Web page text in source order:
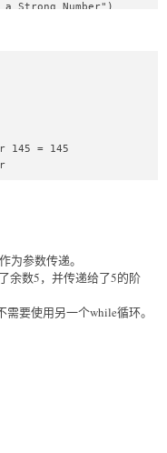
a Strong Number")
为参数传递。
余数5，并传递给了5的阶
要使用另一个while循环。